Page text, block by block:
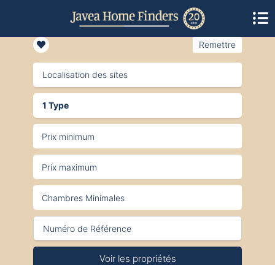
Remettre
Localisation des sites
1 Type
Voir les propriétés